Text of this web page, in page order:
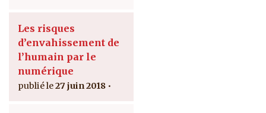
Les risques
d’envahissement de
l’humain par le
numérique
27 juin 2018